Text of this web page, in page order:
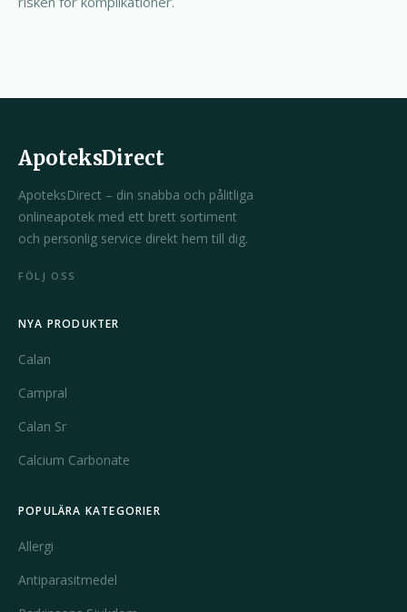
ApoteksDirect
ApoteksDirect – din snabba och pålitliga
onlineapotek med ett brett sortiment
och personlig service direkt hem till dig.
FÖLJ OSS
NYA PRODUKTER
Calan
Campral
Calan Sr
Calcium Carbonate
POPULÄRA KATEGORIER
Allergi
Antiparasitmedel